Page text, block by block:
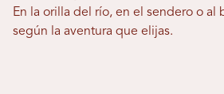
En la orilla del río, en el sendero o al
según la aventura que elijas.